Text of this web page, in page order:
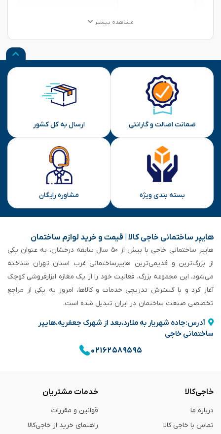
★
ارسال
مشاهده بیشتر
ضمانت اصالت و گارانتی ارسال به کل کشور
بسته بندی ویژه مشاوره رایگان
هایپر ساختمانی خاجی‌ کالا | قیمت و خرید لوازم ساختمان
هایپر ساختمانی خاجی‌ با بیش از ۵۰ سال سابقه‌ درخشان، به عنوان یکی
از بزرگ‌ترین و قدیمی‌ترین هایپرساختمانی‌ غرب استان تهران شناخته
می‌شود. این مجموعه بزرگ، فعالیت خود را از یک مغازه ابزارفروشی کوچک
آغاز کرد و با گسترش تدریجی خدمات و کالاها، امروز به یکی از مراجع
تخصصی صنعت ساختمان در ایران تبدیل شده است.
آدرس:جاده شهریار به ملارد،بعد از شهرک جعفریه،هایپر
ساختمانی خاجی
۰۲۱۶۲۵۸۹۵۹۵
خاجی‌کالا
درباره ما
تماس با خاجی کالا
خدمات مشتریان
قوانین و مقررات
راهنمای خرید از خاجی‌کالا